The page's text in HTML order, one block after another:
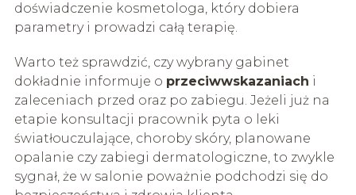
doświadczenie kosmetologa, który dobiera
parametry i prowadzi całą terapię.
Warto też sprawdzić, czy wybrany gabinet
dokładnie informuje o przeciwwskazaniach i
zaleceniach przed oraz po zabiegu. Jeżeli już na
etapie konsultacji pracownik pyta o leki
światłouczulające, choroby skóry, planowane
opalanie czy zabiegi dermatologiczne, to zwykle
sygnał, że w salonie poważnie podchodzi się do